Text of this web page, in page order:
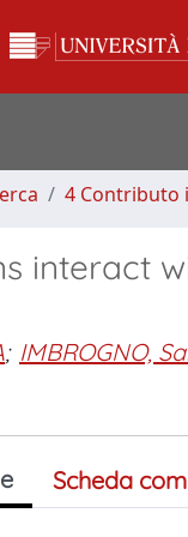
4 Contributo
interact
; IMBROGNO,
Scheda